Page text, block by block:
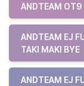
ANDTEAM OT9
ANDTEAM EJ
TAKI MAKI BYE
ANDTEAM EJ